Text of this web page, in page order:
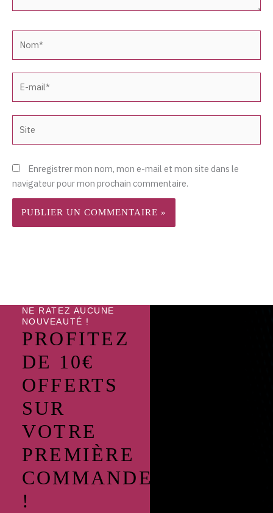
mail*
Enregistrer mon nom, mon e-mail et mon site dans le
navigateur pour mon prochain commentaire.
NE RATEZ AUCUNE
NOUVEAUTÉ !
PROFITEZ
DE 10€
OFFERTS
SUR
VOTRE
PREMIÈRE
COMMANDE
!